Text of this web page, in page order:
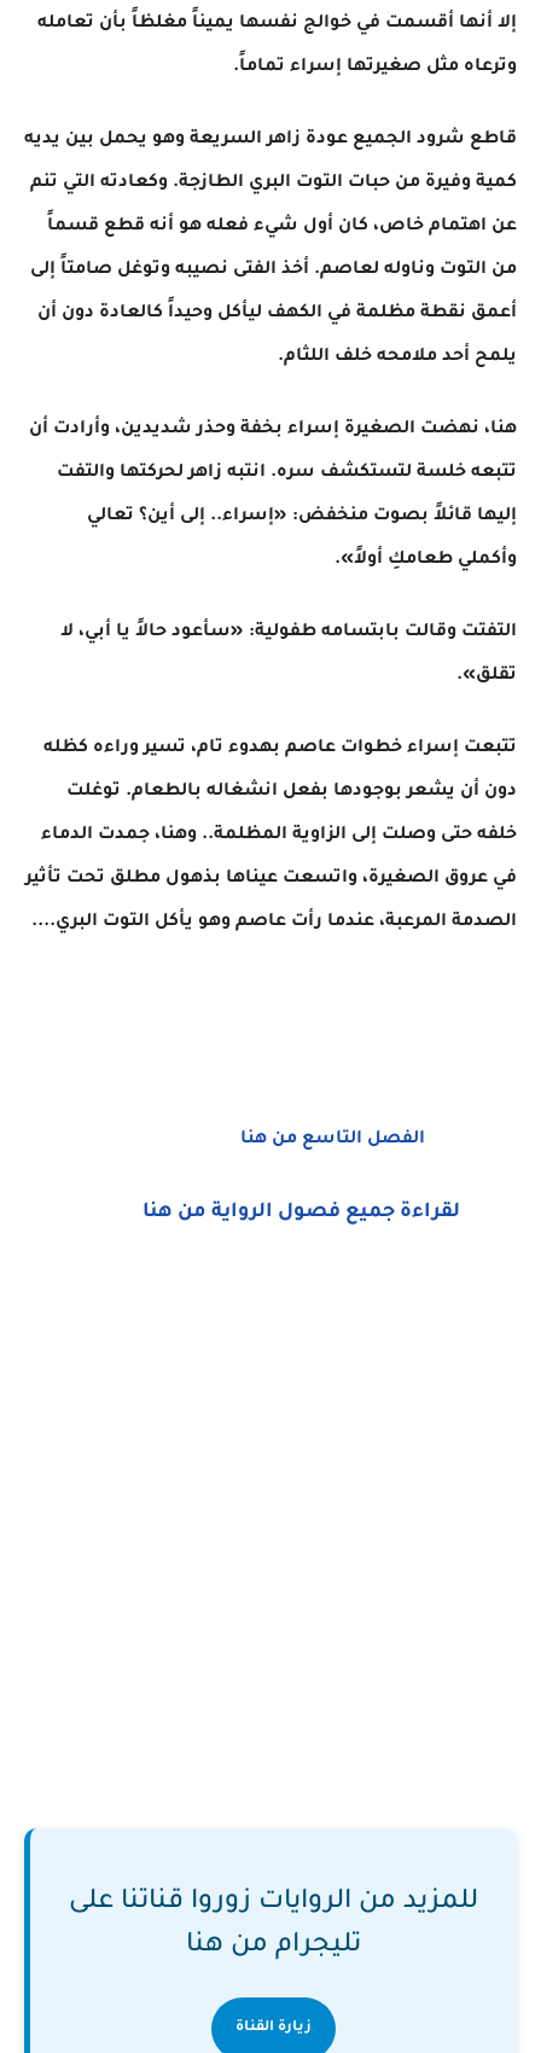
إلا أنها أقسمت في خوالج نفسها يميناً مغلظاً بأن تعامله
وترعاه مثل صغيرتها إسراء تماماً.
​قاطع شرود الجميع عودة زاهر السريعة وهو يحمل بين يديه
كمية وفيرة من حبات التوت البري الطازجة. وكعادته التي تنم
عن اهتمام خاص، كان أول شيء فعله هو أنه قطع قسماً
من التوت وناوله لعاصم. أخذ الفتى نصيبه وتوغل صامتاً إلى
أعمق نقطة مظلمة في الكهف ليأكل وحيداً كالعادة دون أن
يلمح أحد ملامحه خلف اللثام.
​هنا، نهضت الصغيرة إسراء بخفة وحذر شديدين، وأرادت أن
تتبعه خلسة لتستكشف سره. انتبه زاهر لحركتها والتفت
إليها قائلاً بصوت منخفض: «إسراء.. إلى أين؟ تعالي
وأكملي طعامكِ أولاً».
التفتت وقالت بابتسامه طفولية: «سأعود حالاً يا أبي، لا
تقلق».
​تتبعت إسراء خطوات عاصم بهدوء تام، تسير وراءه كظله
دون أن يشعر بوجودها بفعل انشغاله بالطعام. توغلت
خلفه حتى وصلت إلى الزاوية المظلمة.. وهنا، جمدت الدماء
في عروق الصغيرة، واتسعت عيناها بذهول مطلق تحت تأثير
الصدمة المرعبة، عندما رأت عاصم وهو يأكل التوت البري....
الفصل التاسع من هنا
لقراءة جميع فصول الرواية من هنا
للمزيد من الروايات زوروا قناتنا على
تليجرام من هنا
زيارة القناة